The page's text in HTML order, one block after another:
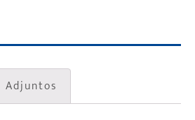
Adjuntos